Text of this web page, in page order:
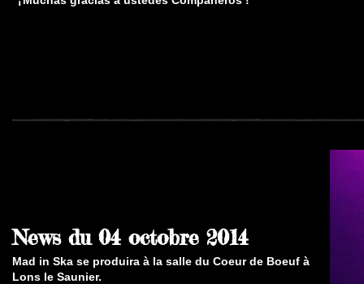
News du 04 octobre 2014
Mad in Ska se produira à la salle du Coeur de Boeuf à
Lons le Saunier.